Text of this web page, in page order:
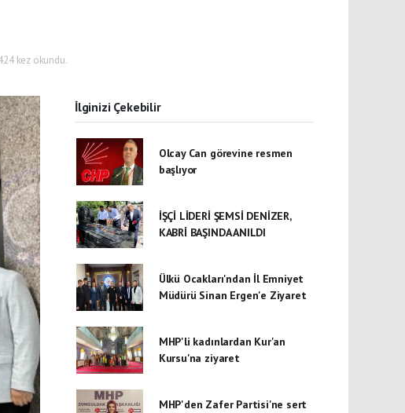
kez okundu.
İlginizi Çekebilir
Olcay Can görevine resmen
başlıyor
İŞÇİ LİDERİ ŞEMSİ DENİZER,
KABRİ BAŞINDA ANILDI
Ülkü Ocakları'ndan İl Emniyet
Müdürü Sinan Ergen'e Ziyaret
MHP'li kadınlardan Kur'an
Kursu'na ziyaret
MHP'den Zafer Partisi'ne sert